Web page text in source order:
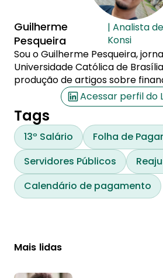
Guilherme
Pesqueira
| Analista
Konsi
Sou o Guilherme Pesqueira,
Universidade Católica de
produção de artigos sobre
Acessar perfil do
Tags
13º Salário
Folha de
Servidores Públicos
Calendário de pagamento
Mais lidas